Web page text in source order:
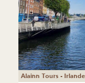
Alainn Tours - Irlande